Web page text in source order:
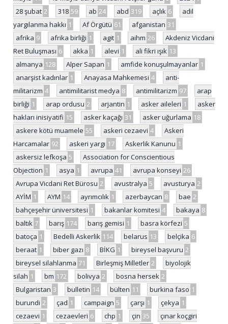
28 şubat 2 318 59 ab 24 abd 319 açlık 6
adil
yargılanma hakkı 1 Af Örgütü 61 afganistan 31
afrika 9 afrika birliği 1 agit 1 aihm 26
Akdeniz Vicdani
Ret Buluşması 6 akka 1 alevi 1 ali fikri ışık 13
almanya 128 Alper Sapan 1 amfide konuşulmayanlar 1
anarşist kadınlar 1 Anayasa Mahkemesi 4
anti-
militarizm 4 antimilitarist medya 8 antimilitarizm 97
arap
birliği 1 arap ordusu 2 arjantin 1 asker aileleri 1
asker
hakları inisiyatifi 15 asker kaçağı 31 asker uğurlama 18
askere kötü muamele 55 askeri cezaevi 4
Askeri
Harcamalar 92 askeri yargı 17 Askerlik Kanunu 1
askersiz lefkoşa 5
Association for Conscientious
Objection 1 asya 1 avrupa 41 avrupa konseyi 26
Avrupa Vicdani Ret Bürosu 2 avustralya 5 avusturya 2
AYİM 1 AYM 14 ayrımcılık 1 azerbaycan 8 bae 2
bahçeşehir üniversitesi 1 bakanlar komitesi 4 bakaya 8
baltık 7 barış 174 barış gemisi 1 basra körfezi 5
batoça 1 Bedelli Askerlik 114 belarus 13 belçika 6
beraat 1 biber gazı 8 BİKG 1 bireysel başvuru 2
bireysel silahlanma 71 Birleşmiş Milletler 2
biyolojik
silah 1 bm 172 bolivya 2 bosna hersek 2
Bulgaristan 3 bulletin 14 bülten 11 burkina faso 1
burundi 2 çad 1 campaign 5 çarşı 1 çekya 1
cezaevi 1 cezaevleri 6 chp 1 çin 35
çınar koçgiri